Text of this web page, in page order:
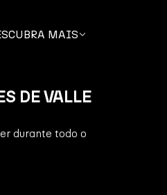
MAIS
DE VALLE
durante todo o